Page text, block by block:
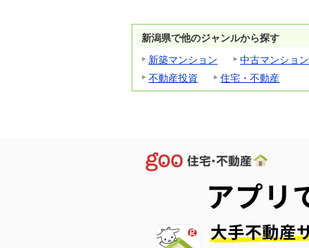
新潟県で他のジャンルから探す
新築マンション
中古マンション
不動産投資
住宅・不動産